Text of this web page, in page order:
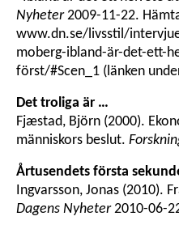
Nyheter2009-11-22.
www.dn.se/livsstil/
moberg-ibland-är-det-ett-
först/#Scen_1 (länken
Det troliga är …
Fjæstad, Björn (2000).
människors beslut.
Årtusendets första
Ingvarsson, Jonas (2010).
Dagens Nyheter2010-06-